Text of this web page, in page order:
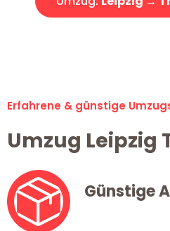
Erfahrene & günstige
Umzug Leipzig
Günstige